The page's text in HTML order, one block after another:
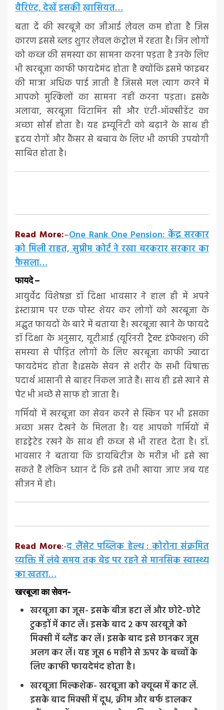
वैरिएंट, देखें इसकी ख़ासियत…
बता दें की खरबूजे का जीआई लेवल कम होता है जिस
कारण इससे ब्लड शुगर लेवल कंट्रोल में रहता है। जिन लोगों
को कब्ज की समस्या का सामना करना पड़ता है उनके लिए
भी खरबूजा काफी फायदेमंद होता है क्योंकि इसमें फाइबर
की मात्रा अधिक पाई जाती है जिससे मल त्याग करने में
आपको मुश्किलों का सामना नहीं करना पड़ता। इसके
अलावा, खरबूजा विटामिन सी और एंटी-ऑक्सीडेंट का
अच्छा सोर्स होता है। यह इम्यूनिटी को बढ़ाने के साथ ही
हृदय रोगों और कैंसर से बचाव के लिए भी काफी उपयोगी
साबित होता है।
Read More:–One Rank One Pension: केंद्र सरकार
को मिली राहत, सुप्रीम कोर्ट ने रखा बरकरार सरकार का
फैसला…
फायदे –
आयुर्वेद विशेषज्ञ डॉ दिक्षा भावसार ने हाल ही में अपने
इंस्टाग्राम पर एक पोस्ट शेयर कर लोगों को खरबूजा के
अद्भुत फायदों के बारे में बताया है। खरबूजा खाने के फायदे
डॉ दिक्षा के अनुसार, यूटीआई (यूरिनरी ट्रैक्ट इंफेक्शन) की
समस्या से पीड़ित लोगों के लिए खरबूजा काफी ज्यादा
फायदेमंद होता है।इसके सेवन से शरीर के सभी विषाक्त
पदार्थ आसानी से बाहर निकल जाते हैं। साथ ही इसे खाने से
पेट भी अच्छे से साफ हो जाता है।
गर्मियों में खरबूजा का सेवन करने से स्किन पर भी इसका
अच्छा असर देखने के मिलता है। यह आपको गर्मियों में
हाइड्रेटेड रखने के साथ ही कब्ज से भी राहत देता है। डॉ.
भावसार ने बताया कि डायबिटीज के मरीज भी इसे खा
सकते हैं लेकिन ध्यान दें कि इसे तभी खाया जाए जब यह
सीजन में हो।
Read More:-द लैंसेट पब्लिक हेल्थ : कोरोना संक्रमित
व्यक्ति में लंबे समय तक बेड पर रहने से मानसिक स्वास्थ्य
का खतरा…
खरबूजा का सेवन-
खरबूजा का जूस- इसके बीज हटा लें और छोटे-छोटे
टुकड़ों में काट लें। इसके बाद 2 कप खरबूजे को
मिक्सी में ब्लैंड कर लें। इसके बाद इसे छानकर जूस
अलग कर लें। यह जूस 6 महीने से ऊपर के बच्चों के
लिए काफी फायदेमंद होता है।
खरबूजा मिल्कशेक- खरबूजा को क्यूब्स में काट लें.
इसके बाद मिक्सी में दूध, क्रीम और बर्फ डालकर